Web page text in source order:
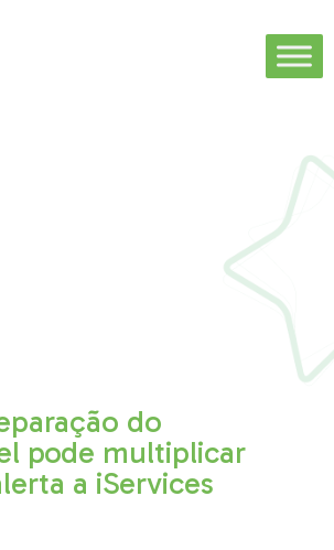
do
pode multiplicar
a iServices